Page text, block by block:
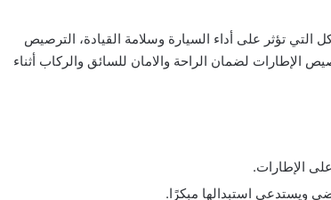
تؤثر على أداء السيارة وسلامة القيادة، الترصيص
الإطارات لضمان الراحة والامان للسائق والركاب أثناء
الإطارات.
ويستدعي استبدالها مبكرًا.